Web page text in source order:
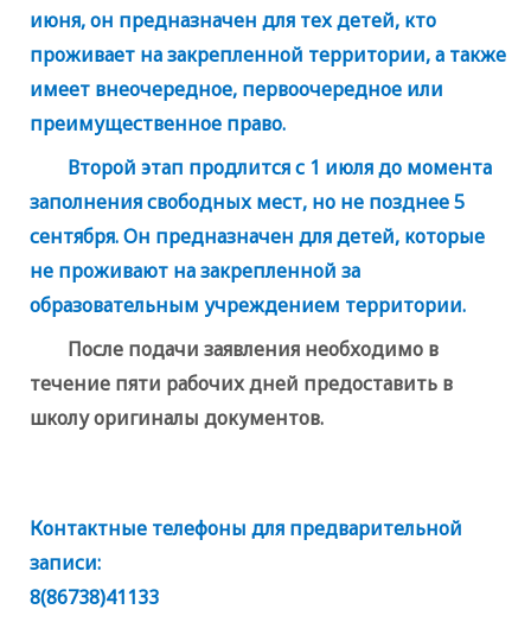
июня, он предназначен для тех детей, кто
проживает на закрепленной территории, а также
имеет внеочередное, первоочередное или
преимущественное право.
Второй этап продлится с 1 июля до момента
заполнения свободных мест, но не позднее 5
сентября. Он предназначен для детей, которые
не проживают на закрепленной за
образовательным учреждением территории.
После подачи заявления необходимо в
течение пяти рабочих дней предоставить в
школу оригиналы документов.
Контактные телефоны для предварительной
записи:
8(86738)41133